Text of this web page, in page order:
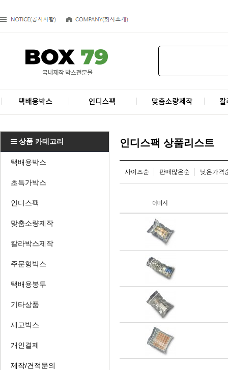
상품 카테고리
택배용박스
초특가박스
인디스팩
맞춤소량제작
칼라박스제작
주문형박스
택배용봉투
기타상품
재고박스
개인결제
제작/견적문의
인디스팩 상품리스트
사이즈순 판매많은순 낮은가격